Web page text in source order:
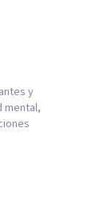
y
mental,